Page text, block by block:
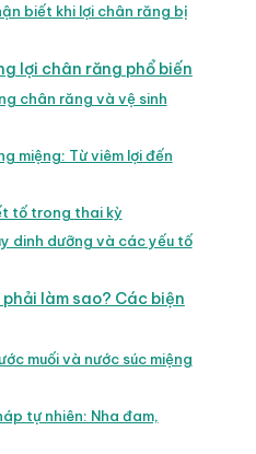
biết khi lợi chân răng bị
lợi chân răng phổ biến
chân răng và vệ sinh
miệng: Từ viêm lợi đến
tố trong thai kỳ
dinh dưỡng và các yếu tố
làm sao? Các biện
muối và nước súc miệng
tự nhiên: Nha đam,